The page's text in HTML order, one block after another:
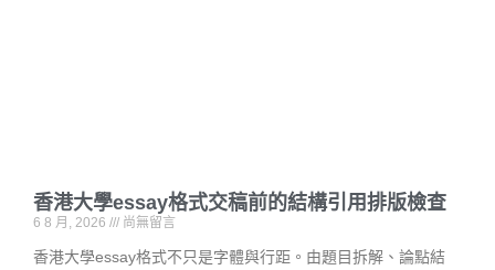
香港大學essay格式交稿前的結構引用排版檢查
6 8 月, 2026 尚無留言
香港大學essay格式不只是字體與行距。由題目拆解、論點結